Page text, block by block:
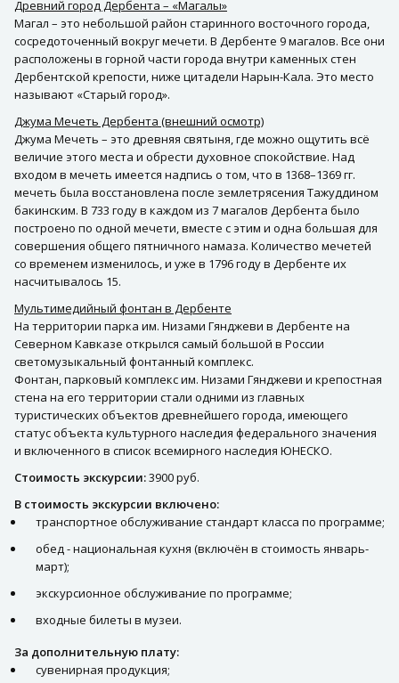
Древний город Дербента – «Магалы»
Магал – это небольшой район старинного восточного города,
сосредоточенный вокруг мечети. В Дербенте 9 магалов. Все они
расположены в горной части города внутри каменных стен
Дербентской крепости, ниже цитадели Нарын-Кала. Это место
называют «Старый город».
Джума Мечеть Дербента (внешний осмотр)
Джума Мечеть – это древняя святыня, где можно ощутить всё
величие этого места и обрести духовное спокойствие. Над
входом в мечеть имеется надпись о том, что в 1368–1369 гг.
мечеть была восстановлена после землетрясения Тажуддином
бакинским. В 733 году в каждом из 7 магалов Дербента было
построено по одной мечети, вместе с этим и одна большая для
совершения общего пятничного намаза. Количество мечетей
со временем изменилось, и уже в 1796 году в Дербенте их
насчитывалось 15.
Мультимедийный фонтан в Дербенте
На территории парка им. Низами Гянджеви в Дербенте на
Северном Кавказе открылся самый большой в России
светомузыкальный фонтанный комплекс.
Фонтан, парковый комплекс им. Низами Гянджеви и крепостная
стена на его территории стали одними из главных
туристических объектов древнейшего города, имеющего
статус объекта культурного наследия федерального значения
и включенного в список всемирного наследия ЮНЕСКО.
Стоимость экскурсии:3900 руб.
В стоимость экскурсии включено:
транспортное обслуживание стандарт класса по программе;
обед - национальная кухня (включён в стоимость январь-
март);
экскурсионное обслуживание по программе;
входные билеты в музеи.
За дополнительную плату:
сувенирная продукция;